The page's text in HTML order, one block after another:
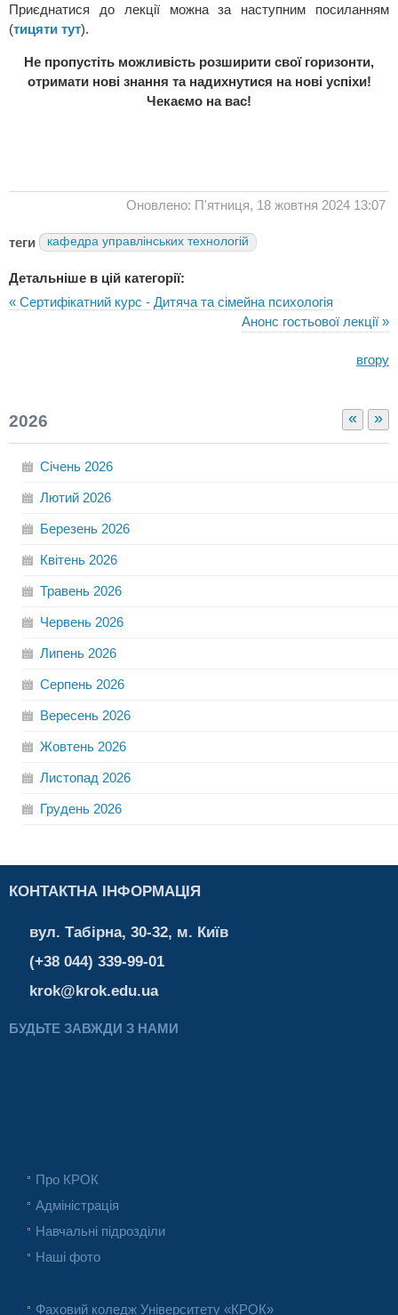
Приєднатися до лекції можна за наступним посиланням
(тицяти тут).
Не пропустіть можливість розширити свої горизонти,
отримати нові знання та надихнутися на нові успіхи!
Чекаємо на вас!
Оновлено: П'ятниця, 18 жовтня 2024 13:07
теги кафедра управлінських технологій
Детальніше в цій категорії:
« Сертифікатний курс - Дитяча та сімейна психологія
Анонс гостьової лекції »
вгору
« »
2026
Січень 2026
Лютий 2026
Березень 2026
Квітень 2026
Травень 2026
Червень 2026
Липень 2026
Серпень 2026
Вересень 2026
Жовтень 2026
Листопад 2026
Грудень 2026
КОНТАКТНА ІНФОРМАЦІЯ
вул. Табірна, 30-32, м. Київ
(+38 044) 339-99-01
krok@krok.edu.ua
БУДЬТЕ ЗАВЖДИ З НАМИ
Про КРОК
Адміністрація
Навчальні підрозділи
Наші фото
Фаховий коледж Університету «КРОК»